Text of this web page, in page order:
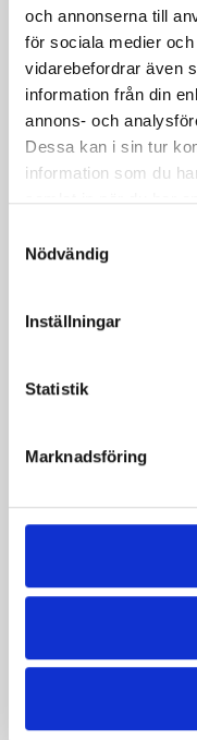
och annonserna till
för sociala medier
vidarebefordrar även
information från din
annons- och
Dessa kan i sin tur
information som du
samlat in när du har
Nödvändig
Inställningar
Statistik
Marknadsföring
Kycklinggryta med
Snabba fiskgrytan